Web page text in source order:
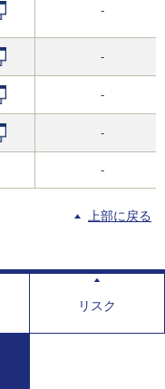
-
-
-
-
-
上部に戻る
リスク